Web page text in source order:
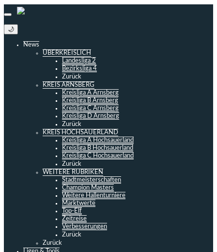
🌙
News
ÜBERKREISLICH
Landesliga 2
Bezirksliga 4
Zurück
KREIS ARNSBERG
Kreisliga A Arnsberg
Kreisliga B Arnsberg
Kreisliga C Arnsberg
Kreisliga D Arnsberg
Zurück
KREIS HOCHSAUERLAND
Kreisliga A Hochsauerland
Kreisliga B Hochsauerland
Kreisliga C Hochsauerland
Zurück
WEITERE RUBRIKEN
Stadtmeisterschaften
Champion Masters
Weitere Hallenturniere
Marktwerte
Top-Elf
Zeitreise
Verbesserungen
Zurück
Zurück